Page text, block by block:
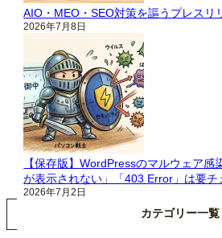
AIO・MEO・SEO対策を謳うプレスリ
2026年7月8日
【保存版】WordPressのマルウェア
が表示されない」「403 Error」は要チ
2026年7月2日
カテゴリー一覧